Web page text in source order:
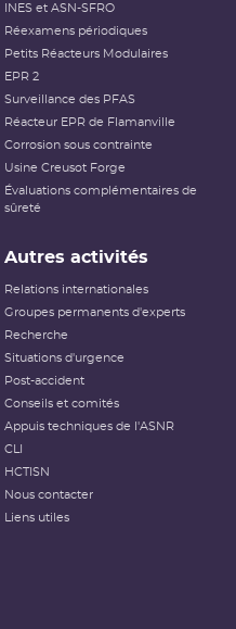
INES et ASN-SFRO
Réexamens périodiques
Petits Réacteurs Modulaires
EPR 2
Surveillance des PFAS
Réacteur EPR de Flamanville
Corrosion sous contrainte
Usine Creusot Forge
Évaluations complémentaires de
sûreté
Autres activités
Relations internationales
Groupes permanents d'experts
Recherche
Situations d'urgence
Post-accident
Conseils et comités
Appuis techniques de l'ASNR
CLI
HCTISN
Nous contacter
Liens utiles